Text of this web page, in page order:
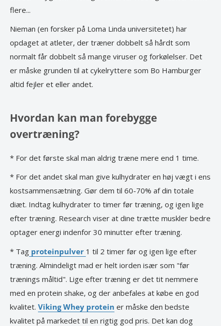
flere...
Nieman (en forsker på Loma Linda universitetet) har
opdaget at atleter, der træner dobbelt så hårdt som
normalt får dobbelt så mange viruser og forkølelser. Det
er måske grunden til at cykelryttere som Bo Hamburger
altid fejler et eller andet.
Hvordan kan man forebygge
overtræning?
* For det første skal man aldrig træne mere end 1 time.
* For det andet skal man give kulhydrater en høj vægt i ens
kostsammensætning. Gør dem til 60-70% af din totale
diæt. Indtag kulhydrater to timer før træning, og igen lige
efter træning. Research viser at dine trætte muskler bedre
optager energi indenfor 30 minutter efter træning.
* Tag proteinpulver 1 til 2 timer før og igen lige efter
træning. Almindeligt mad er helt iorden især som "før
trænings måltid". Lige efter træning er det tit nemmere
med en protein shake, og der anbefales at købe en god
kvalitet. Viking Whey protein er måske den bedste
kvalitet på markedet til en rigtig god pris. Det kan dog